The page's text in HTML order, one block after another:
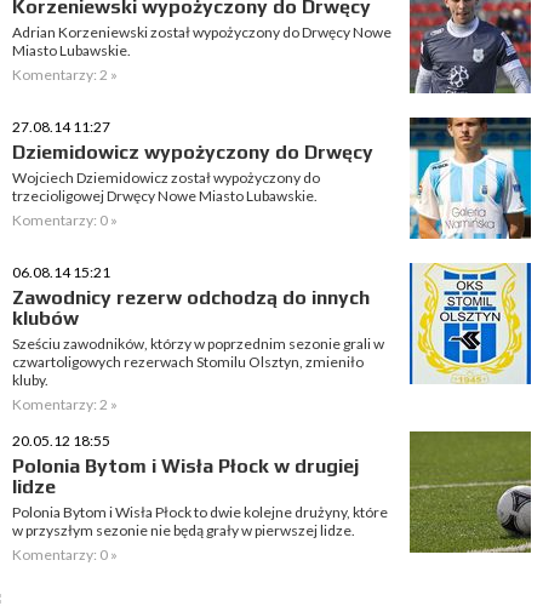
Korzeniewski wypożyczony do Drwęcy
Adrian Korzeniewski został wypożyczony do Drwęcy Nowe
Miasto Lubawskie.
Komentarzy: 2 »
27.08.14 11:27
Dziemidowicz wypożyczony do Drwęcy
Wojciech Dziemidowicz został wypożyczony do
trzecioligowej Drwęcy Nowe Miasto Lubawskie.
Komentarzy: 0 »
06.08.14 15:21
Zawodnicy rezerw odchodzą do innych
klubów
Sześciu zawodników, którzy w poprzednim sezonie grali w
czwartoligowych rezerwach Stomilu Olsztyn, zmieniło
kluby.
Komentarzy: 2 »
20.05.12 18:55
Polonia Bytom i Wisła Płock w drugiej
lidze
Polonia Bytom i Wisła Płock to dwie kolejne drużyny, które
w przyszłym sezonie nie będą grały w pierwszej lidze.
Komentarzy: 0 »